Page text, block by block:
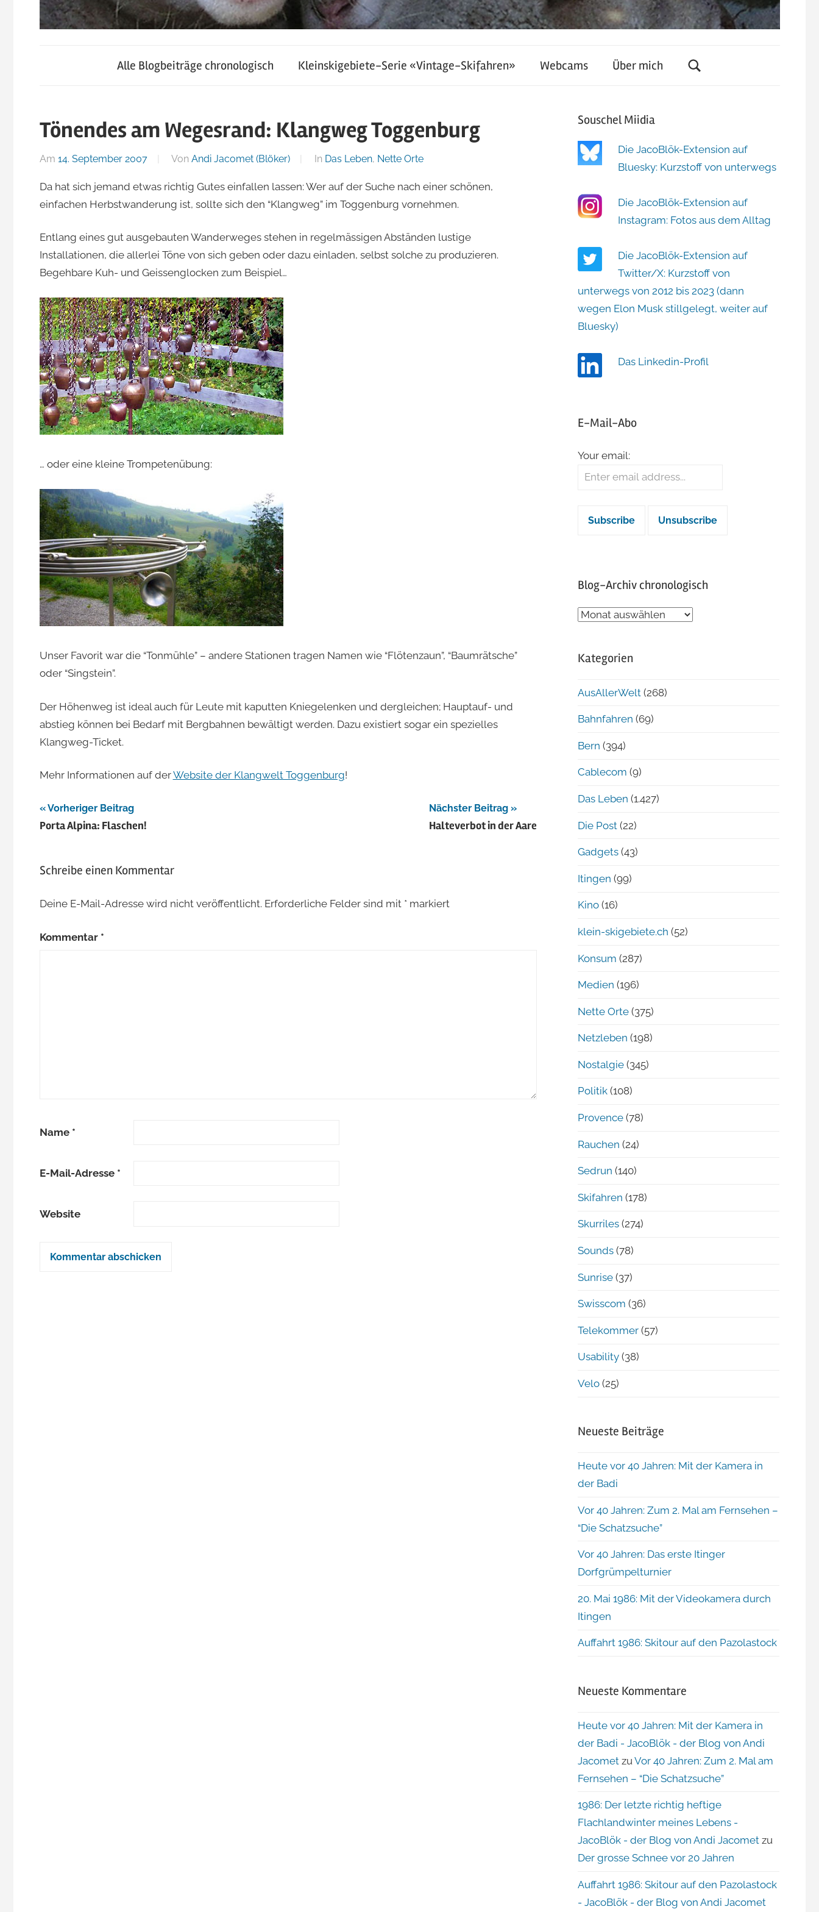
JacoBlök
der
Blog
Andi
Jacomet
skigebiete.ch
Alle Blogbeiträge chronologisch Kleinskigebiete-Serie «Vintage-Skifahren» Webcams Über mich
Tönendes am Wegesrand: Klangweg Toggenburg
Am 14. September 2007 Von Andi Jacomet (Blöker) In Das Leben, Nette Orte
Da hat sich jemand etwas richtig Gutes einfallen lassen: Wer auf der Suche nach einer schönen,
einfachen Herbstwanderung ist, sollte sich den “Klangweg” im Toggenburg vornehmen.
Entlang eines gut ausgebauten Wanderweges stehen in regelmässigen Abständen lustige
Installationen, die allerlei Töne von sich geben oder dazu einladen, selbst solche zu produzieren.
Begehbare Kuh- und Geissenglocken zum Beispiel…
… oder eine kleine Trompetenübung:
Unser Favorit war die “Tonmühle” – andere Stationen tragen Namen wie “Flötenzaun”, “Baumrätsche”
oder “Singstein”.
Der Höhenweg ist ideal auch für Leute mit kaputten Kniegelenken und dergleichen; Hauptauf- und
abstieg können bei Bedarf mit Bergbahnen bewältigt werden. Dazu existiert sogar ein spezielles
Klangweg-Ticket.
Mehr Informationen auf derWebsite der Klangwelt Toggenburg!
Beitragsnavigation
Vorheriger Beitrag
Porta Alpina: Flaschen!
Nächster Beitrag
Halteverbot in der Aare
Schreibe einen Kommentar
Deine E-Mail-Adresse wird nicht veröffentlicht. Erforderliche Felder sind mit *markiert
Kommentar *
Name *
E-Mail-Adresse *
Website
Souschel Miidia
Die JacoBlök-Extension auf
Bluesky: Kurzstoff von unterwegs
Die JacoBlök-Extension auf
Instagram: Fotos aus dem Alltag
Die JacoBlök-Extension auf
Twitter/X: Kurzstoff von
unterwegs von 2012 bis 2023 (dann
wegen Elon Musk stillgelegt, weiter auf
Bluesky)
Das Linkedin-Profil
E-Mail-Abo
Your email:
Blog-Archiv chronologisch
Blog-
Kategorien
AusAllerWelt (268)
Bahnfahren (69)
Bern (394)
Cablecom (9)
Das Leben (1.427)
Die Post (22)
Gadgets (43)
Itingen (99)
Kino (16)
klein-skigebiete.ch (52)
Konsum (287)
Medien (196)
Nette Orte (375)
Netzleben (198)
Nostalgie (345)
Politik (108)
Provence (78)
Rauchen (24)
Sedrun (140)
Skifahren (178)
Skurriles (274)
Sounds (78)
Sunrise (37)
Swisscom (36)
Telekommer (57)
Usability (38)
Velo (25)
Neueste Beiträge
Heute vor 40 Jahren: Mit der Kamera in
der Badi
Vor 40 Jahren: Zum 2. Mal am Fernsehen –
“Die Schatzsuche”
Vor 40 Jahren: Das erste Itinger
Dorfgrümpelturnier
20. Mai 1986: Mit der Videokamera durch
Itingen
Auffahrt 1986: Skitour auf den Pazolastock
Neueste Kommentare
Heute vor 40 Jahren: Mit der Kamera in
der Badi - JacoBlök - der Blog von Andi
Jacomet zu Vor 40 Jahren: Zum 2. Mal am
Fernsehen – “Die Schatzsuche”
1986: Der letzte richtig heftige
Flachlandwinter meines Lebens -
JacoBlök - der Blog von Andi Jacomet zu
Der grosse Schnee vor 20 Jahren
Auffahrt 1986: Skitour auf den Pazolastock
- JacoBlök - der Blog von Andi Jacomet